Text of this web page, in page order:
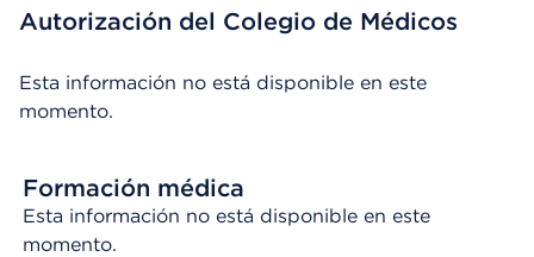
Autorización del Colegio de Médicos
Esta información no está disponible en este
momento.
Formación médica
Esta información no está disponible en este
momento.